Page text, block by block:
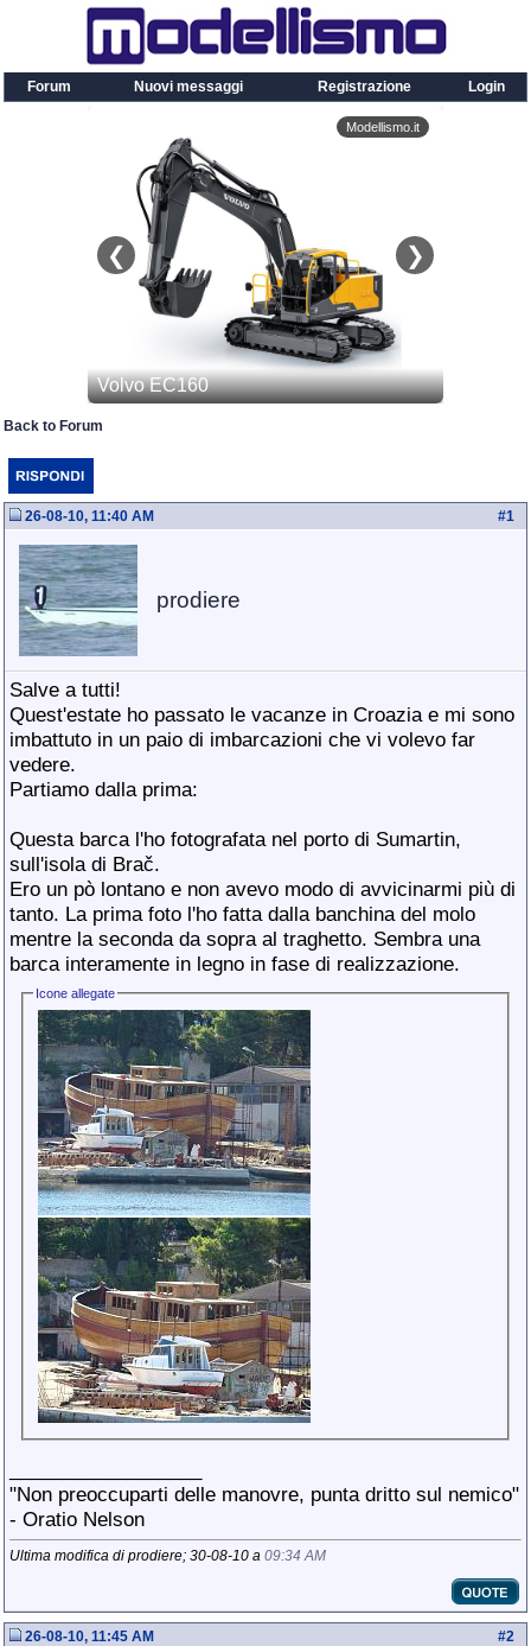
Forum Nuovi messaggi Registrazione Login
Back to Forum
#1
26-08-10, 11:40 AM
prodiere
Salve a tutti!
Quest'estate ho passato le vacanze in Croazia e mi sono
imbattuto in un paio di imbarcazioni che vi volevo far
vedere.
Partiamo dalla prima:
Questa barca l'ho fotografata nel porto di Sumartin,
sull'isola di Brač.
Ero un pò lontano e non avevo modo di avvicinarmi più di
tanto. La prima foto l'ho fatta dalla banchina del molo
mentre la seconda da sopra al traghetto. Sembra una
barca interamente in legno in fase di realizzazione.
Icone allegate
"Non preoccuparti delle manovre, punta dritto sul nemico"
- Oratio Nelson
Ultima modifica di prodiere; 30-08-10 a 09:34 AM
#2
26-08-10, 11:45 AM